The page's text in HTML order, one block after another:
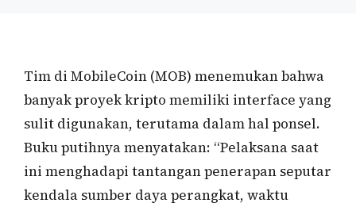
Tim di MobileCoin (MOB) menemukan bahwa
banyak proyek kripto memiliki interface yang
sulit digunakan, terutama dalam hal ponsel.
Buku putihnya menyatakan: “Pelaksana saat
ini menghadapi tantangan penerapan seputar
kendala sumber daya perangkat, waktu